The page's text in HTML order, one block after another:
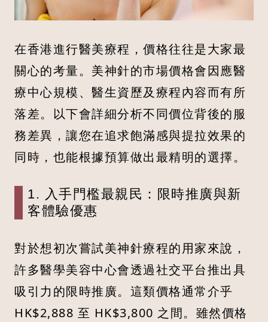
在香港進行醫美療程，價格往往是大家最
關心的考量。美神針的市場價格會因應醫
療中心規模、醫生資歷及療程內容而有所
落差。以下會詳細分析不同價位背後的服
務差異，讓您在追求飽滿感與提拉效果的
同時，也能根據預算做出最精明的選擇。
1. 入手門檻最親民：限時推廣與新
客體驗優惠
對於想初次嘗試美神針療程的用家來說，
許多醫學美容中心會透過社交平台推出具
吸引力的限時推廣。這類價格通常介乎
HK$2,888 至 HK$3,800 之間。雖然價格